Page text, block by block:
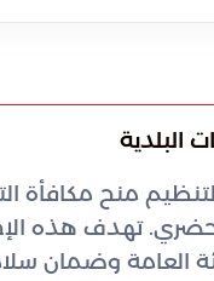
البلدية
منح مكافأة
تهدف هذه
العامة وضمان